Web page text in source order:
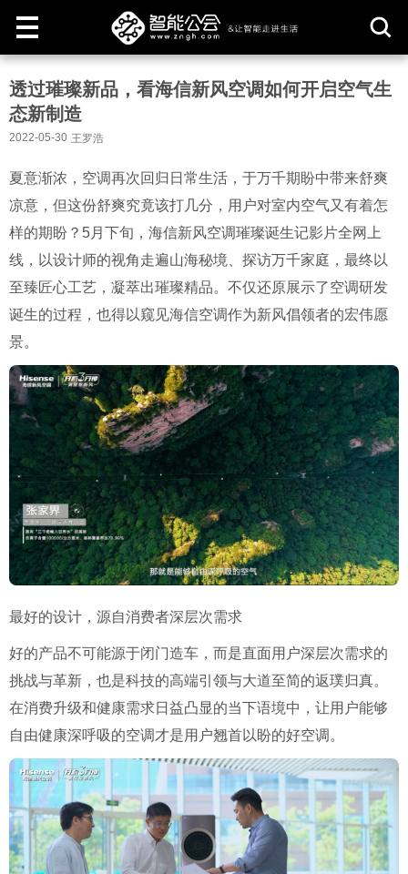
取
透过璀璨新品，看海信新风空调如何开启空气生
态新制造
2022-05-30 王罗浩
夏意渐浓，空调再次回归日常生活，于万千期盼中带来舒爽
凉意，但这份舒爽究竟该打几分，用户对室内空气又有着怎
样的期盼？5月下旬，海信新风空调璀璨诞生记影片全网上
线，以设计师的视角走遍山海秘境、探访万千家庭，最终以
至臻匠心工艺，凝萃出璀璨精品。不仅还原展示了空调研发
诞生的过程，也得以窥见海信空调作为新风倡领者的宏伟愿
景。
最好的设计，源自消费者深层次需求
好的产品不可能源于闭门造车，而是直面用户深层次需求的
挑战与革新，也是科技的高端引领与大道至简的返璞归真。
在消费升级和健康需求日益凸显的当下语境中，让用户能够
自由健康深呼吸的空调才是用户翘首以盼的好空调。